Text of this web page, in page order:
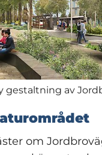
gestaltning av
om